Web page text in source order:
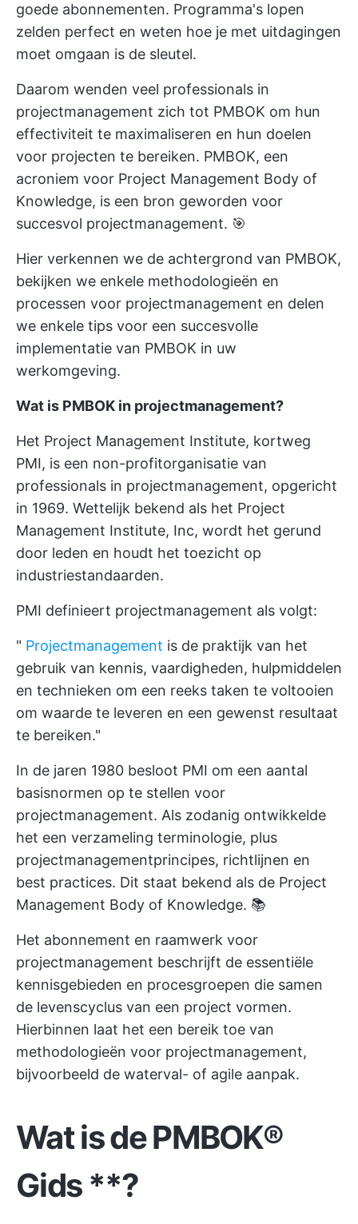
goede abonnementen. Programma's lopen
zelden perfect en weten hoe je met uitdagingen
moet omgaan is de sleutel.
Daarom wenden veel professionals in
projectmanagement zich tot PMBOK om hun
effectiviteit te maximaliseren en hun doelen
voor projecten te bereiken. PMBOK, een
acroniem voor Project Management Body of
Knowledge, is een bron geworden voor
succesvol projectmanagement. 🎯
Hier verkennen we de achtergrond van PMBOK,
bekijken we enkele methodologieën en
processen voor projectmanagement en delen
we enkele tips voor een succesvolle
implementatie van PMBOK in uw
werkomgeving.
Wat is PMBOK in projectmanagement?
Het Project Management Institute, kortweg
PMI, is een non-profitorganisatie van
professionals in projectmanagement, opgericht
in 1969. Wettelijk bekend als het Project
Management Institute, Inc, wordt het gerund
door leden en houdt het toezicht op
industriestandaarden.
PMI definieert projectmanagement als volgt:
" Projectmanagement is de praktijk van het
gebruik van kennis, vaardigheden, hulpmiddelen
en technieken om een reeks taken te voltooien
om waarde te leveren en een gewenst resultaat
te bereiken."
In de jaren 1980 besloot PMI om een aantal
basisnormen op te stellen voor
projectmanagement. Als zodanig ontwikkelde
het een verzameling terminologie, plus
projectmanagementprincipes, richtlijnen en
best practices. Dit staat bekend als de Project
Management Body of Knowledge. 📚
Het abonnement en raamwerk voor
projectmanagement beschrijft de essentiële
kennisgebieden en procesgroepen die samen
de levenscyclus van een project vormen.
Hierbinnen laat het een bereik toe van
methodologieën voor projectmanagement,
bijvoorbeeld de waterval- of agile aanpak.
Wat isde PMBOK®
Gids**?